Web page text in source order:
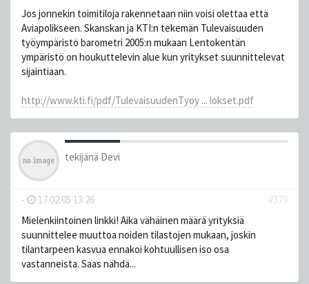
Jos jonnekin toimitiloja rakennetaan niin voisi olettaa että
Aviapolikseen. Skanskan ja KTI:n tekemän Tulevaisuuden
työympäristö barometri 2005:n mukaan Lentokentän
ympäristö on houkuttelevin alue kun yritykset suunnittelevat
sijaintiaan.
http://www.kti.fi/pdf/TulevaisuudenTyoy ... lokset.pdf
tekijänä Devi
- 17.02.05 13:26
#379
Mielenkiintoinen linkki! Aika vähäinen määrä yrityksiä
suunnittelee muuttoa noiden tilastojen mukaan, joskin
tilantarpeen kasvua ennakoi kohtuullisen iso osa
vastanneista. Saas nähdä...